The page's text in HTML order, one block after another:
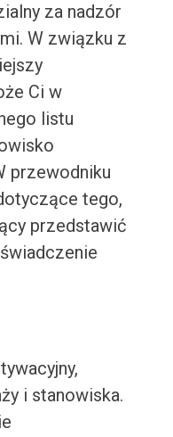
za nadzór
W związku z
Ci w
listu
przewodniku
tego,
przedstawić
i stanowiska.